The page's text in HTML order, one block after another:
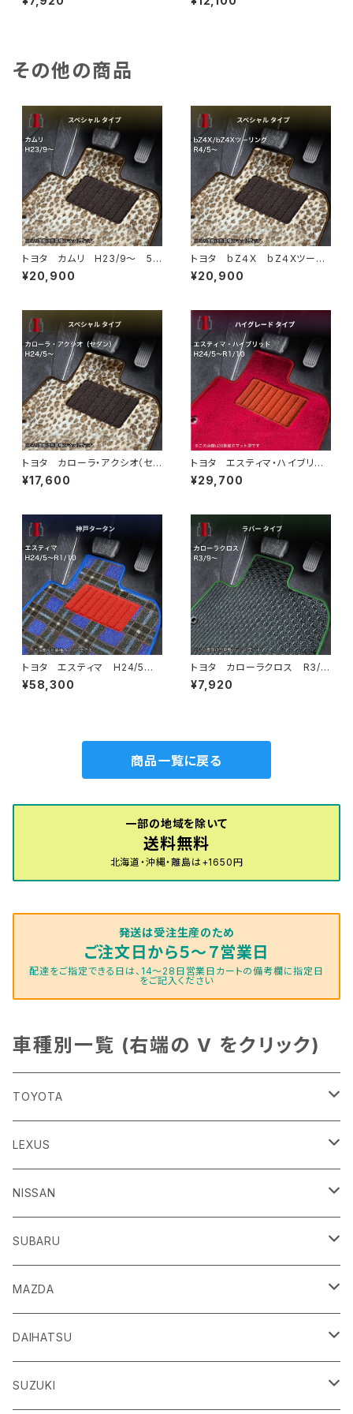
53S フロアマット一式 カー
53S フロアマット一式 カー
その他の商品
トヨタ カムリ H23/9〜 5
0/70系 フロアマット一式 カ
ーマット スペシャルタイプ
¥20,900
トヨタ ｂZ４X ｂZ４Xツーリ
ング R4/5~ XEAM10・XEA
M11・XEAM12・XEAM15・XEA
プ bz4x
¥20,900
トヨタ カローラ・アクシオ（セダ
ン） H24/5〜 160系 フロ
アマット一式 カーマット スペ
¥17,600
トヨタ エスティマ・ハイブリッ
ド H24/5〜R1/10（後期） 20
系 フロアマット一式 カーマッ
¥29,700
トヨタ エスティマ H24/5〜R
1/10（後期） 50系 フロアマッ
ト一式 カーマット 神戸タータ
¥58,300
トヨタ カローラクロス R3/
9〜 10系 フロアマット一
式 カーマット 防水 ラバー
¥7,920
商品一覧に戻る
一部の地域を除いて
送料無料
北海道・沖縄・離島は+1650円
発送は受注生産のため
ご注文日から５～７営業日
配達をご指定できる日は、14～28日営業日カートの備考欄に指定日
をご記入ください
車種別一覧 (右端の V をクリック)
TOYOTA
86
H24/4～R3/8 ZN6
GR86
R3/10～ ZN8
ｂＢ
H17/12～H28/8 20系
ｂZ４X
R4/5~ XEAM10/11/15・YEAM15
Ｃ-ＨＲ
H28/12~ 10/50系
ＦＪクルーザー
LEXUS
ＣＴ
H23/1～R4/11
ＥＳ
H30/10～
ＧＳ
H24/1～R2/7
ＨＳ
H21/7～H30/3
ＩＳ
NISSAN
ＡＤ
H18/12～ Y12
ＧＴ－Ｒ
H19/12～ R35
ＮＴ１００クリッパートラック
H25/12～ DR16T
ＮV１００クリッパーバン/リオ
SUBARU
ＢＲＺ
H24/3～R3/8 ZC6
R3/8～ ZD8
ＷＲＸ Ｓ４/ＳＴＩ
H26/8～R3/3 VA系
ＸＶ/ＸＶハイブリット
MAZDA
ＣＸ－３
H27/2～ DK系
ＣＸ－５
DAIHATSU
アトレー
SUZUKI